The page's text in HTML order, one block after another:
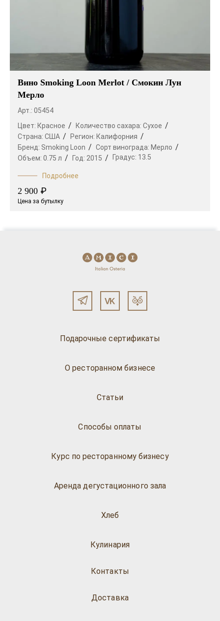
Вино Smoking Loon Merlot / Смокин Лун
Мерло
Арт.: 05454
Цвет: Красное Количество сахара: Сухое
Страна: США Регион: Калифорния
Бренд: Smoking Loon Сорт винограда: Мерло
Объем: 0.75 л Год: 2015 Градус: 13.5
Подробнее
2 900 ₽
Цена за бутылку
Подарочные сертификаты
О ресторанном бизнесе
Статьи
Способы оплаты
Курс по ресторанному бизнесу
Аренда дегустационного зала
Хлеб
Кулинария
Доставка
Контакты